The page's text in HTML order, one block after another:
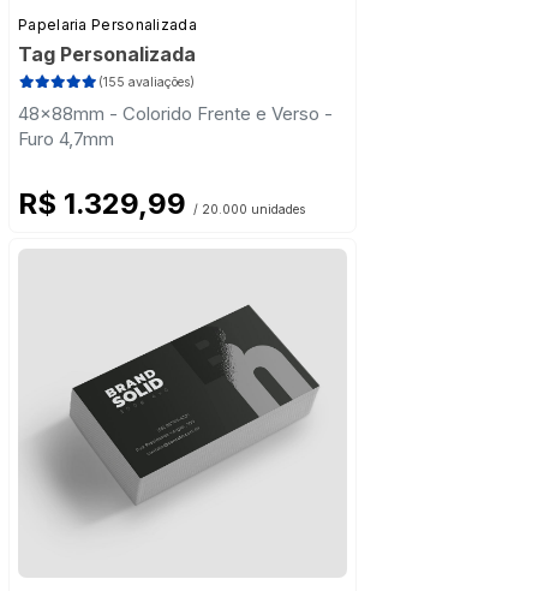
Papelaria Personalizada
Tag Personalizada
(155 avaliações)
48x88mm - Colorido Frente e Verso -
Furo 4,7mm
R$ 1.329,99 / 20.000 unidades